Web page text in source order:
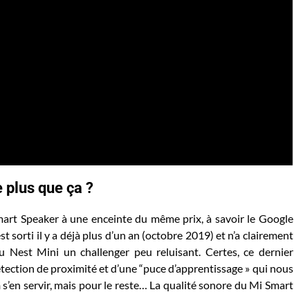
que ça ?
Speaker à une enceinte du même prix, à savoir le Google
il y a déjà plus d’un an (octobre 2019) et n’a clairement
Nest Mini un challenger peu reluisant. Certes, ce dernier
de proximité et d’une “puce d’apprentissage » qui nous
servir, mais pour le reste… La qualité sonore du Mi Smart